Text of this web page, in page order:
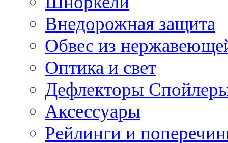
Внедорожная защита
Обвес из
Оптика и свет
Дефлекторы
Аксессуары
Рейлинги и